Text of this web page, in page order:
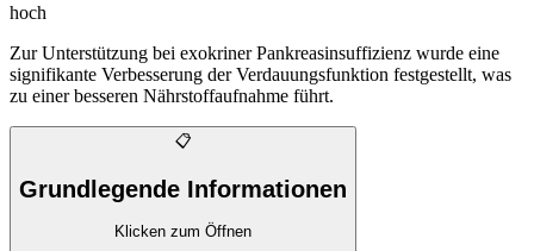
hoch
Zur Unterstützung bei exokriner Pankreasinsuffizienz wurde eine
signifikante Verbesserung der Verdauungsfunktion festgestellt, was
zu einer besseren Nährstoffaufnahme führt.
📋
Grundlegende Informationen
Klicken zum Öffnen